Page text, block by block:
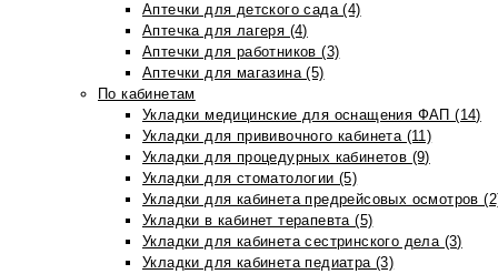
Аптечки для детского сада (4)
Аптечка для лагеря (4)
Аптечки для работников (3)
Аптечки для магазина (5)
По кабинетам
Укладки медицинские для оснащения ФАП (14)
Укладки для прививочного кабинета (11)
Укладки для процедурных кабинетов (9)
Укладки для стоматологии (5)
Укладки для кабинета предрейсовых осмотров
Укладки в кабинет терапевта (5)
Укладки для кабинета сестринского дела (3)
Укладки для кабинета педиатра (3)